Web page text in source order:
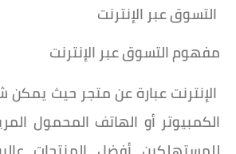
التسوق عبر الإنترنت
مفهوم التسوق عبر الإنترنت
الإنترنت عبارة عن متجر حيث
الكمبيوتر أو الهاتف المحمول